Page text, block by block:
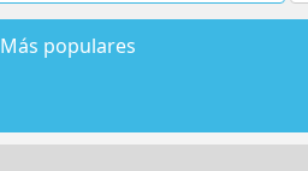
Más populares